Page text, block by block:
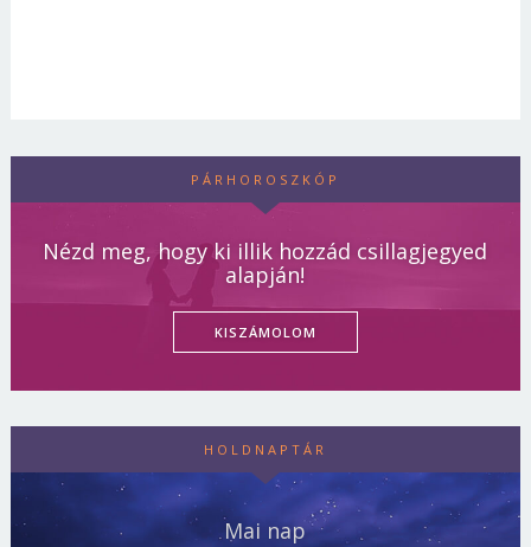
PÁRHOROSZKÓP
Nézd meg, hogy ki illik hozzád csillagjegyed
alapján!
KISZÁMOLOM
HOLDNAPTÁR
Mai nap